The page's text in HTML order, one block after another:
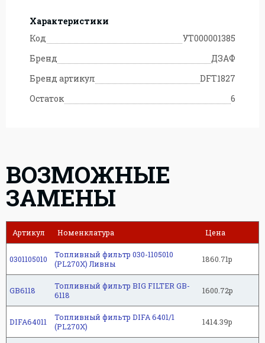
Характеристики
Код
УТ000001385
Бренд
ДЗАФ
Бренд артикул
DFT1827
Остаток
6
ВОЗМОЖНЫЕ
ЗАМЕНЫ
Артикул Номенклатура Цена
0301105010
Топливный фильтр 030-1105010
(PL270X) Ливны
1860.71р
GB6118
Топливный фильтр BIG FILTER GB-
6118
1600.72р
DIFA64011
Топливный фильтр DIFA 6401/1
(PL270X)
1414.39р